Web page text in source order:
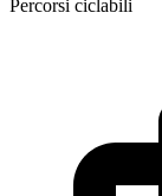
Percorsi ciclabili